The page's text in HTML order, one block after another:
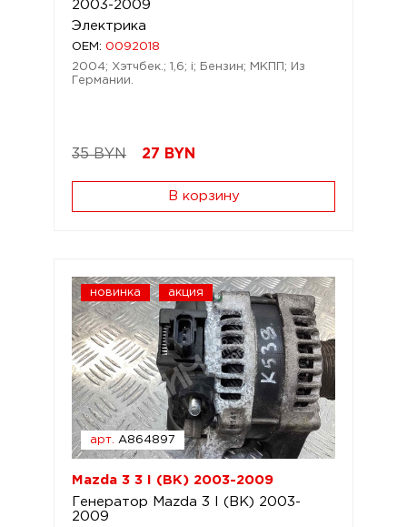
2003-2009
Электрика
OEM: 0092018
2004; Хэтчбек.; 1,6; i; Бензин; МКПП; Из
Германии.
35 BYN 27 BYN
В корзину
новинка акция
арт. A864897
Mazda 3 3 I (BK) 2003-2009
Генератор Mazda 3 I (BK) 2003-
2009